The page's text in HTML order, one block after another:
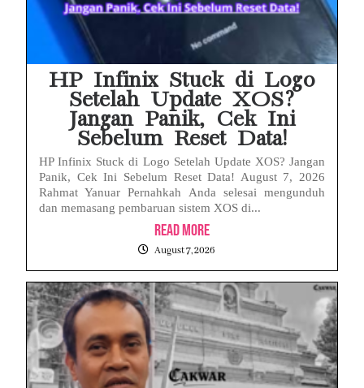
HP Infinix Stuck di Logo
Setelah Update XOS?
Jangan Panik, Cek Ini
Sebelum Reset Data!
HP Infinix Stuck di Logo Setelah Update XOS? Jangan
Panik, Cek Ini Sebelum Reset Data! August 7, 2026
Rahmat Yanuar Pernahkah Anda selesai mengunduh
dan memasang pembaruan sistem XOS di...
Read More
August 7, 2026